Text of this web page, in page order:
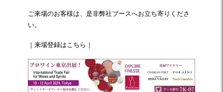
ご来場のお客様は、是非弊社ブースへお立ち寄りくださ
い。
｜ 来場登録はこちら ｜